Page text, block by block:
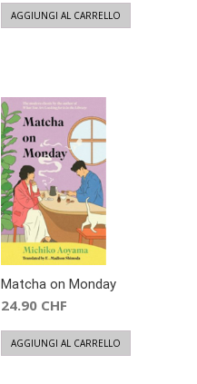
AGGIUNGI AL CARRELLO
Matcha on Monday
24.90 CHF
AGGIUNGI AL CARRELLO